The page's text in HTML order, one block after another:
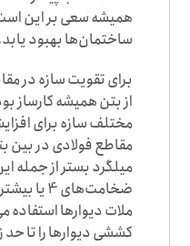
همیشه سعی بر این
ساختمان‌ها بهبود
برای تقویت سازه در
از بتن همیشه کارساز
مختلف سازه برای
مقاطع فولادی در
میلگرد بستر از جمله
ملات دیوارها
کششی دیوار‌ها را تا